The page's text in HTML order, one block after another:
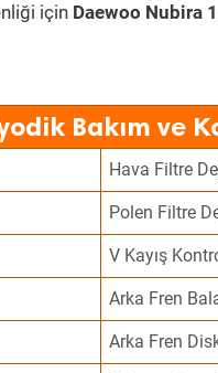
için Daewoo Nubira
Bakım ve
Hava Filtre
Polen Filtre
V Kayış
Arka Fren
Arka Fren